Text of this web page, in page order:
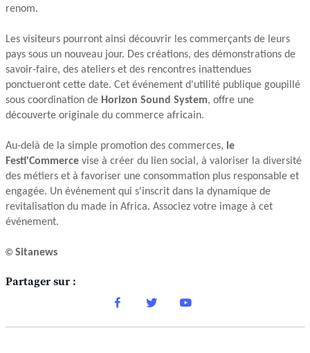
renom.
Les visiteurs pourront ainsi découvrir les commerçants de leurs
pays sous un nouveau jour. Des créations, des démonstrations de
savoir-faire, des ateliers et des rencontres inattendues
ponctueront cette date. Cet événement d'utilité publique goupillé
sous coordination de Horizon Sound System, offre une
découverte originale du commerce africain.
Au-delà de la simple promotion des commerces, le
Festi'Commercevise à créer du lien social, à valoriser la diversité
des métiers et à favoriser une consommation plus responsable et
engagée. Un événement qui s'inscrit dans la dynamique de
revitalisation du made in Africa. Associez votre image à cet
événement.
© Sitanews
Partager sur :